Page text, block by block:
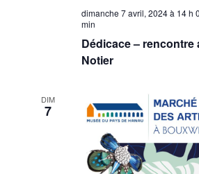
Dédicace – rencontre
Notier
dimanche 7 avril, 2024 à 14 h
min
DIM
7